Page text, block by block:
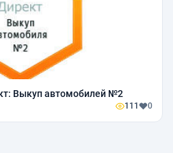
Выкуп автомобилей №2
111 0